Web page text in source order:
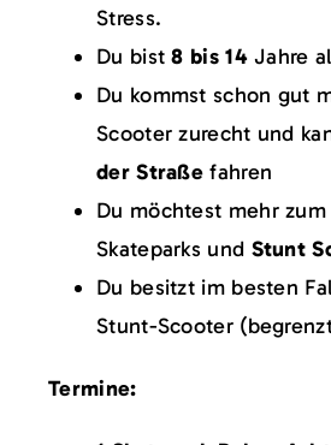
Stress.
Du bist8 bis 14Jahre
Du kommst schon gut
Scooter zurecht und
der Straße fahren
Du möchtest mehr zum
Skateparks und Stunt
Du besitzt im besten
Stunt-Scooter
Termine: